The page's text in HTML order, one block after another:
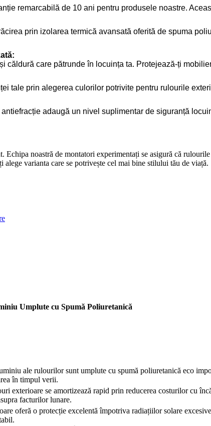
remarcabilă de 10 ani pentru produsele noastre.
prin izolarea termică avansată oferită de spuma
căldură care pătrunde în locuința ta. Protejează-ți
tale prin alegerea culorilor potrivite pentru rulourile
adaugă un nivel suplimentar de siguranță
Echipa noastră de montatori experimentați se asigură că
alege varianta care se potrivește cel mai bine stilului tău de viață.
Umplute cu Spumă Poliuretanică
ale rulourilor sunt umplute cu spumă poliuretanică eco
în timpul verii.
exterioare se amortizează rapid prin reducerea costurilor cu
facturilor lunare.
oferă o protecție excelentă împotriva radiațiilor solare